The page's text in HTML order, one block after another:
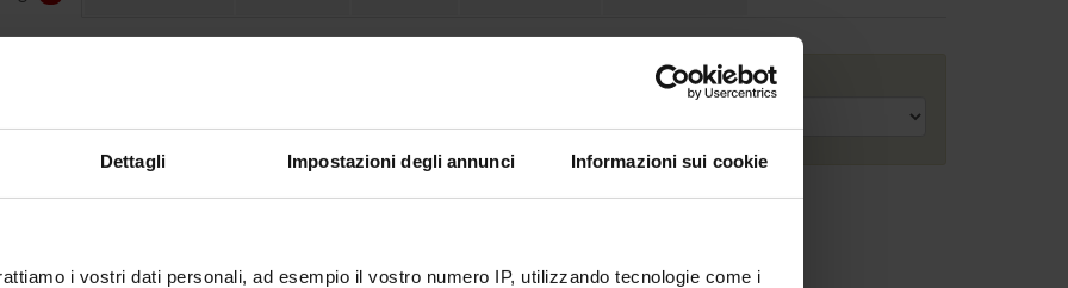
Dettagli Impostazioni degli annunci Informazioni sui cookie
i vostri dati personali, ad esempio il vostro numero IP, utilizzando tecnologie come i
Academic year